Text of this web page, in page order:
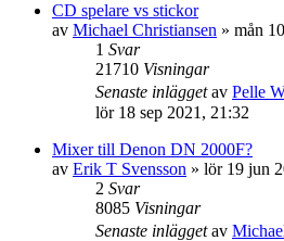
CD spelare vs stickor
av Michael Christiansen » mån
1 Svar
21710 Visningar
Senaste inläggetav Pelle
lör 18 sep 2021, 21:32
Mixer till Denon DN 2000F?
av Erik T Svensson » lör 19 jun
2 Svar
8085 Visningar
Senaste inläggetav